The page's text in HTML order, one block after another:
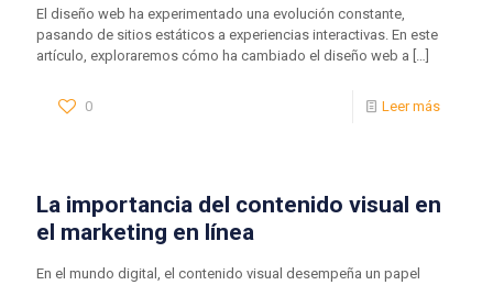
El diseño web ha experimentado una evolución constante,
pasando de sitios estáticos a experiencias interactivas. En este
artículo, exploraremos cómo ha cambiado el diseño web a […]
0 Leer más
La importancia del contenido visual en
el marketing en línea
En el mundo digital, el contenido visual desempeña un papel